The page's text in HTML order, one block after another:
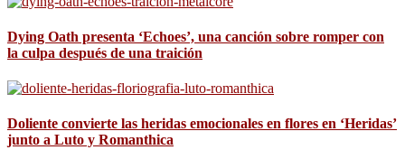
Dying Oath presenta ‘Echoes’, una canción sobre romper con
la culpa después de una traición
Doliente convierte las heridas emocionales en flores en ‘Heridas’
junto a Luto y Romanthica